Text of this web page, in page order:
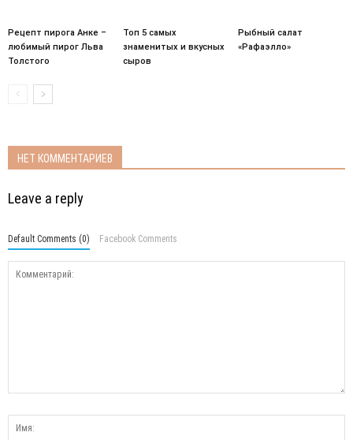
Рецепт пирога Анке –
любимый пирог Льва
Толстого
Топ 5 самых
знаменитых и вкусных
сыров
Рыбный салат
«Рафаэлло»
НЕТ КОММЕНТАРИЕВ
Leave a reply
Default Comments (0) Facebook Comments